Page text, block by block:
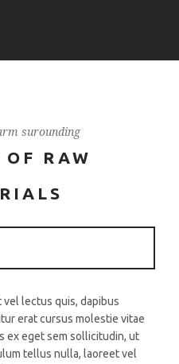
surounding
OF RAW
lectus quis, dapibus
erat cursus molestie vitae
ex eget sem sollicitudin, ut
tellus nulla, laoreet vel